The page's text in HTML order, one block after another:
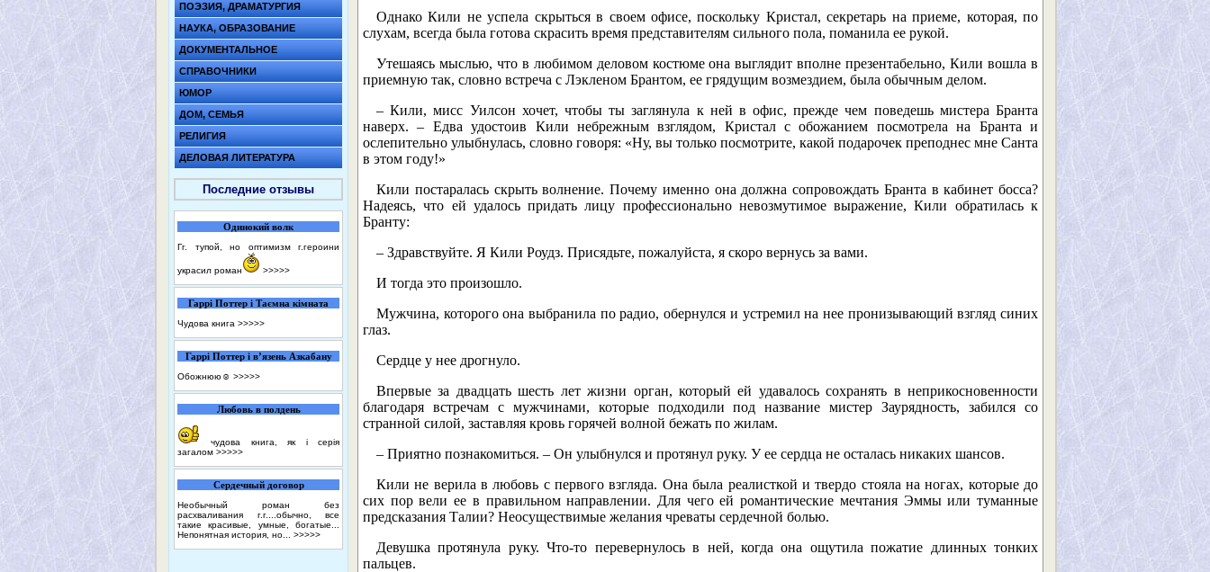
ПОЭЗИЯ, ДРАМАТУРГИЯ
НАУКА, ОБРАЗОВАНИЕ
ДОКУМЕНТАЛЬНОЕ
СПРАВОЧНИКИ
ЮМОР
ДОМ, СЕМЬЯ
РЕЛИГИЯ
ДЕЛОВАЯ ЛИТЕРАТУРА
Последние отзывы
Одинокий волк
Гг. тупой, но оптимизм г.героини
украсил роман >>>>>
Гаррі Поттер і Таємна кімната
Чудова книга >>>>>
Гаррі Поттер і в’язень Азкабану
Обожнюю☺️ >>>>>
Любовь в полдень
чудова книга, як і серія
загалом >>>>>
Сердечный договор
Необычный роман без
расхваливания г.г....обычно, все
такие красивые, умные, богатые...
Непонятная история, но... >>>>>
Однако Кили не успела скрыться в своем офисе, поскольку Кристал, секретарь на приеме, которая, по
слухам, всегда была готова скрасить время представителям сильного пола, поманила ее рукой.
Утешаясь мыслью, что в любимом деловом костюме она выглядит вполне презентабельно, Кили вошла в
приемную так, словно встреча с Лэкленом Брантом, ее грядущим возмездием, была обычным делом.
– Кили, мисс Уилсон хочет, чтобы ты заглянула к ней в офис, прежде чем поведешь мистера Бранта
наверх. – Едва удостоив Кили небрежным взглядом, Кристал с обожанием посмотрела на Бранта и
ослепительно улыбнулась, словно говоря: «Ну, вы только посмотрите, какой подарочек преподнес мне Санта
в этом году!»
Кили постаралась скрыть волнение. Почему именно она должна сопровождать Бранта в кабинет босса?
Надеясь, что ей удалось придать лицу профессионально невозмутимое выражение, Кили обратилась к
Бранту:
– Здравствуйте. Я Кили Роудз. Присядьте, пожалуйста, я скоро вернусь за вами.
И тогда это произошло.
Мужчина, которого она выбранила по радио, обернулся и устремил на нее пронизывающий взгляд синих
глаз.
Сердце у нее дрогнуло.
Впервые за двадцать шесть лет жизни орган, который ей удавалось сохранять в неприкосновенности
благодаря встречам с мужчинами, которые подходили под название мистер Заурядность, забился со
странной силой, заставляя кровь горячей волной бежать по жилам.
– Приятно познакомиться. – Он улыбнулся и протянул руку. У ее сердца не осталась никаких шансов.
Кили не верила в любовь с первого взгляда. Она была реалисткой и твердо стояла на ногах, которые до
сих пор вели ее в правильном направлении. Для чего ей романтические мечтания Эммы или туманные
предсказания Талии? Неосуществимые желания чреваты сердечной болью.
Девушка протянула руку. Что-то перевернулось в ней, когда она ощутила пожатие длинных тонких
пальцев.